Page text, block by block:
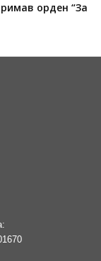
орден “За